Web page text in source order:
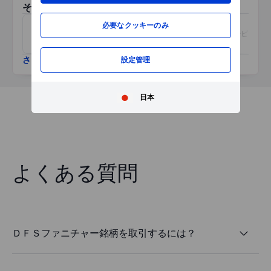
必要なクッキーのみ
設定管理
日本
その他関連銘柄
ＬＳＬプロパティー・サービ
シズ
ハーグリーブス・サービシズ
さらに表示
よくある質問
ＤＦＳファニチャー銘柄を取引するには？